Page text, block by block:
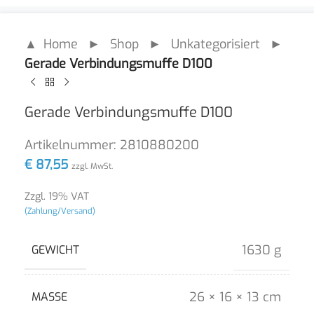
▲ Home ► Shop ► Unkategorisiert ►
Gerade Verbindungsmuffe D100
Gerade Verbindungsmuffe D100
Artikelnummer: 2810880200
€ 87,55 zzgl. MwSt.
Zzgl. 19% VAT
(Zahlung/Versand)
GEWICHT 1630 g
MASSE 26 × 16 × 13 cm